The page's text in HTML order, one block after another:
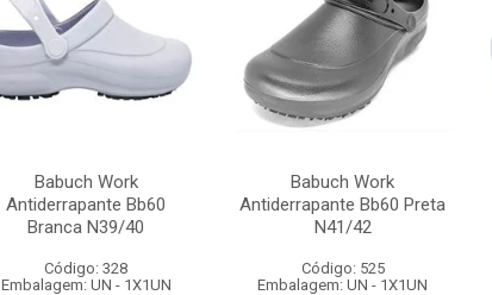
Babuch Work
Antiderrapante Bb60
Branca N39/40
Código: 328
Embalagem: UN - 1X1UN
Babuch Work
Antiderrapante Bb60 Preta
N41/42
Código: 525
Embalagem: UN - 1X1UN